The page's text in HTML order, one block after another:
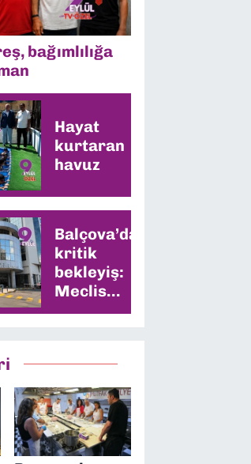
bağımlılığa
Hayat
kurtaran
havuz
Balçova’da
kritik
bekleyiş:
Meclis
dengesi